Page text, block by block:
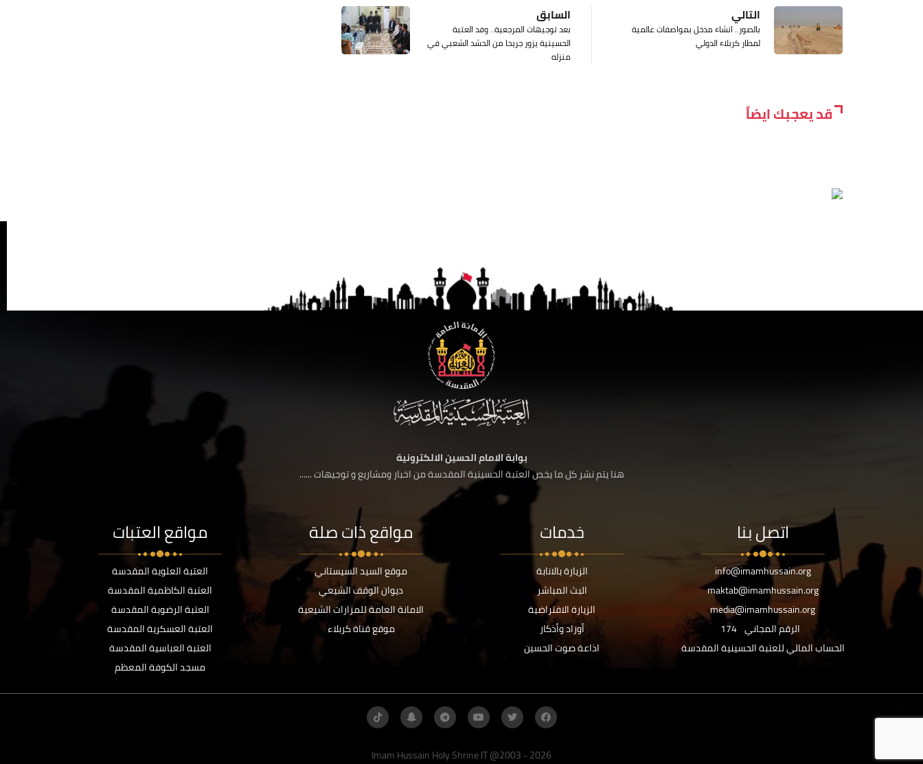
السابق
بعد توجيهات المرجعية.. وفد العتبة
الحسينية يزور جريحا من الحشد الشعبي في
منزله
التالي
بالصور.. انشاء مدخل بمواصفات عالمية
لمطار كربلاء الدولي
قد يعجبك ايضاً
بوابة الامام الحسين الالكترونية
هنا يتم نشر كل ما يخص العتبة الحسينية المقدسة من اخبار ومشاريع و توجيهات ......
اتصل بنا
info@imamhussain.org
maktab@imamhussain.org
media@imamhussain.org
الرقم المجاني 174
الحساب المالي للعتبة الحسينية المقدسة
خدمات
الزيارة بالانابة
البث المباشر
الزيارة الافتراضية
أوراد وأذكار
اذاعة صوت الحسين
مواقع ذات صلة
موقع السيد السيستاني
ديوان الوقف الشيعي
الامانة العامة للمزارات الشيعية
موقع قناة كربلاء
مواقع العتبات
العتبة العلوية المقدسة
العتبة الكاظمية المقدسة
العتبة الرضوية المقدسة
العتبة العسكرية المقدسة
العتبة العباسية المقدسة
مسجد الكوفة المعظم
Imam Hussain Holy Shrine IT @2003 - 2026